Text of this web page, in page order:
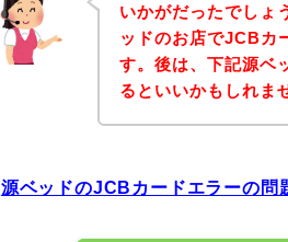
いかがだったでしょ
ッドのお店でJCBカ
す。後は、下記源ベ
るといいかもしれま
源ベッドのJCBカードエラーの問